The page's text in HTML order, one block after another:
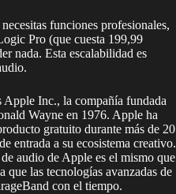
funciones profesionales,
Pro (que cuesta 199,99
nada. Esta escalabilidad es
Apple Inc., la compañía fundada
Wayne en 1976. Apple ha
gratuito durante más de 20
entrada a su ecosistema creativo.
audio de Apple es el mismo que
las tecnologías avanzadas de
con el tiempo.